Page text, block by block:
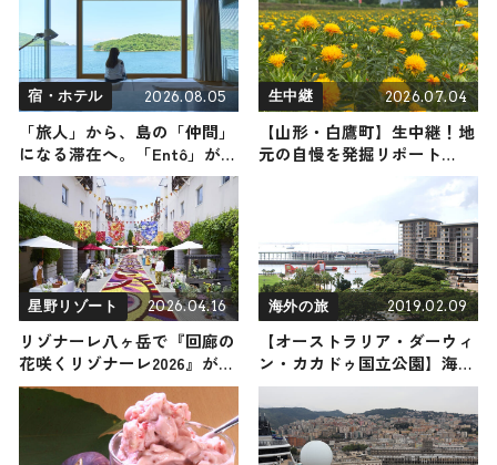
宿・ホテル 2026.08.05
「旅人」から、島の「仲間」
になる滞在へ。「Entô」が提
案する、隠岐・海士町のリア
ルな営みに触れる特別な体験
生中継 2026.07.04
【山形・白鷹町】生中継！地
元の自慢を発掘リポート
星野リゾート 2026.04.16
リゾナーレ八ヶ岳で『回廊の
花咲くリゾナーレ2026』が4
月25日から開催！ 今年で22回
目を迎える春の祭典・全長
160メートルの花の回廊をご
覧あれ｜星野リゾート
海外の旅 2019.02.09
【オーストラリア・ダーウィ
ン・カカドゥ国立公園】海外
の旅！おすすめ観光スポット
やグルメをリポート